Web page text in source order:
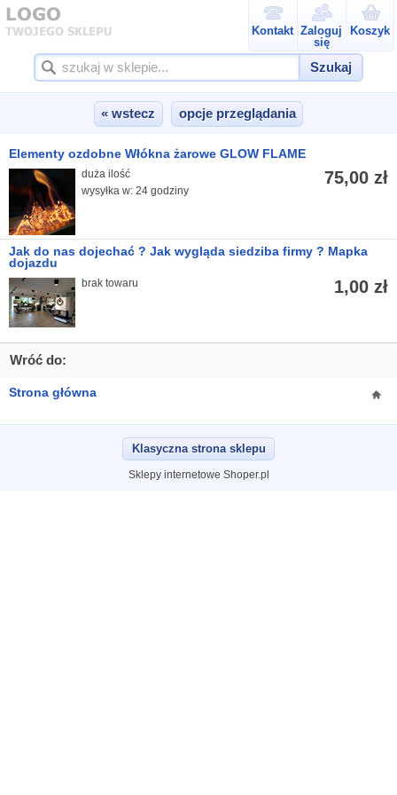
Kontakt Zaloguj
się
Koszyk
Szukaj
« wstecz opcje przeglądania
Elementy ozdobne Włókna żarowe GLOW FLAME
75,00 zł
duża ilość
wysyłka w: 24 godziny
Jak do nas dojechać ? Jak wygląda siedziba firmy ? Mapka
dojazdu
1,00 zł
brak towaru
Wróć do:
Strona główna
Klasyczna strona sklepu
Sklepy internetowe Shoper.pl